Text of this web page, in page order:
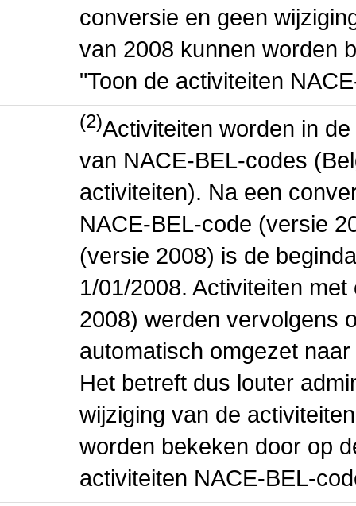
conversie en geen
van 2008 kunnen worden
"Toon de activiteiten
(2)Activiteiten worden in
van NACE-BEL-codes
activiteiten). Na een
NACE-BEL-code (versie
(versie 2008) is de
1/01/2008. Activiteiten
2008) werden vervolgens
automatisch omgezet
Het betreft dus louter
wijziging van de
worden bekeken door op
activiteiten NACE-BEL-